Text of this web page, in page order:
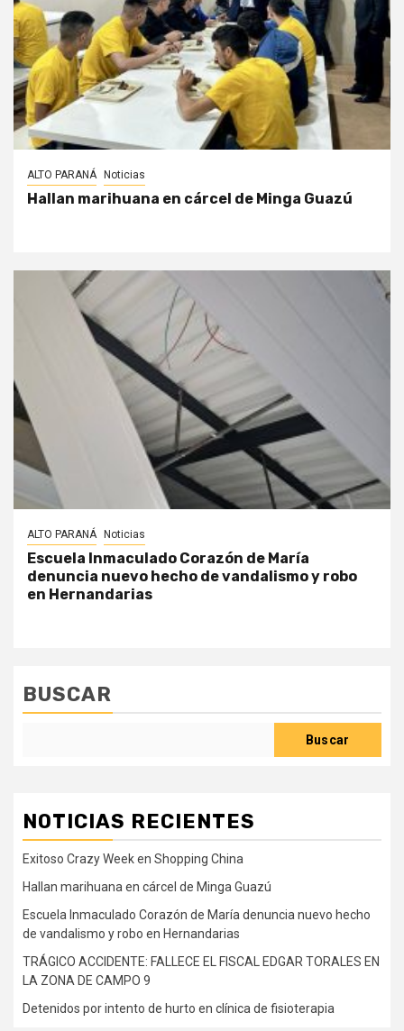
ALTO PARANÁ Noticias
Hallan marihuana en cárcel de Minga Guazú
ALTO PARANÁ Noticias
Escuela Inmaculado Corazón de María
denuncia nuevo hecho de vandalismo y robo
en Hernandarias
BUSCAR
Buscar
NOTICIAS RECIENTES
Exitoso Crazy Week en Shopping China
Hallan marihuana en cárcel de Minga Guazú
Escuela Inmaculado Corazón de María denuncia nuevo hecho
de vandalismo y robo en Hernandarias
TRÁGICO ACCIDENTE: FALLECE EL FISCAL EDGAR TORALES EN
LA ZONA DE CAMPO 9
Detenidos por intento de hurto en clínica de fisioterapia